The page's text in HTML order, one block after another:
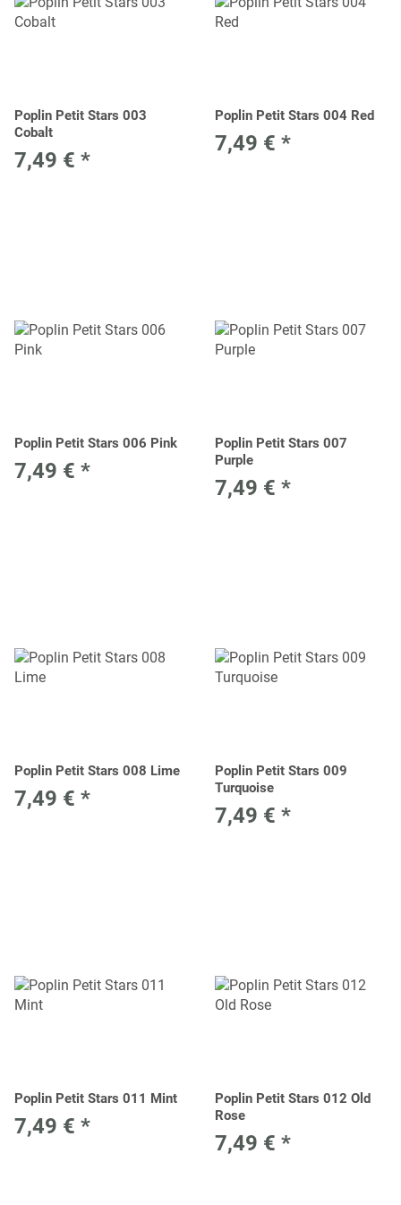
Poplin Petit Stars 003
Cobalt
7,49 € *
Poplin Petit Stars 004 Red
7,49 € *
Poplin Petit Stars 006 Pink
7,49 € *
Poplin Petit Stars 007
Purple
7,49 € *
Poplin Petit Stars 008 Lime
7,49 € *
Poplin Petit Stars 009
Turquoise
7,49 € *
Poplin Petit Stars 011 Mint
7,49 € *
Poplin Petit Stars 012 Old
Rose
7,49 € *